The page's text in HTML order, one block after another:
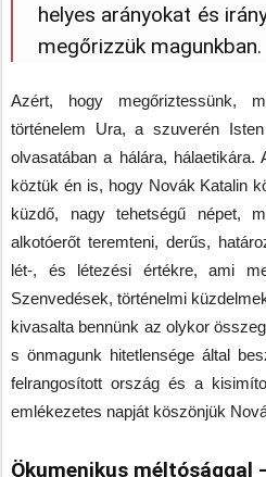
helyes arányokat és
megőrizzük magunkban.
Azért, hogy megőriztessünk,
történelem Ura, a szuverén
olvasatában a hálára,
köztük én is, hogy Novák Katalin
küzdő, nagy tehetségű népet,
alkotóerőt teremteni, derűs,
lét-, és létezési értékre, ami
Szenvedések, történelmi
kivasalta bennünk az olykor
s önmagunk hitetlensége által
felrangosított ország és a
emlékezetes napját köszönjük
Ökumenikus méltósággal